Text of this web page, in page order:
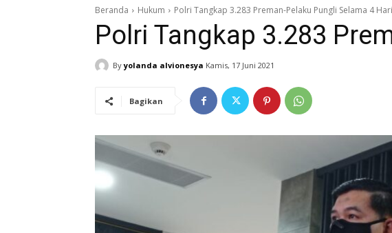
Beranda Hukum Polri Tangkap 3.283 Preman-Pelaku Pungli Selama 4 Hari
Polri Tangkap 3.283
By yolanda alvionesya Kamis, 17 Juni 2021
Bagikan